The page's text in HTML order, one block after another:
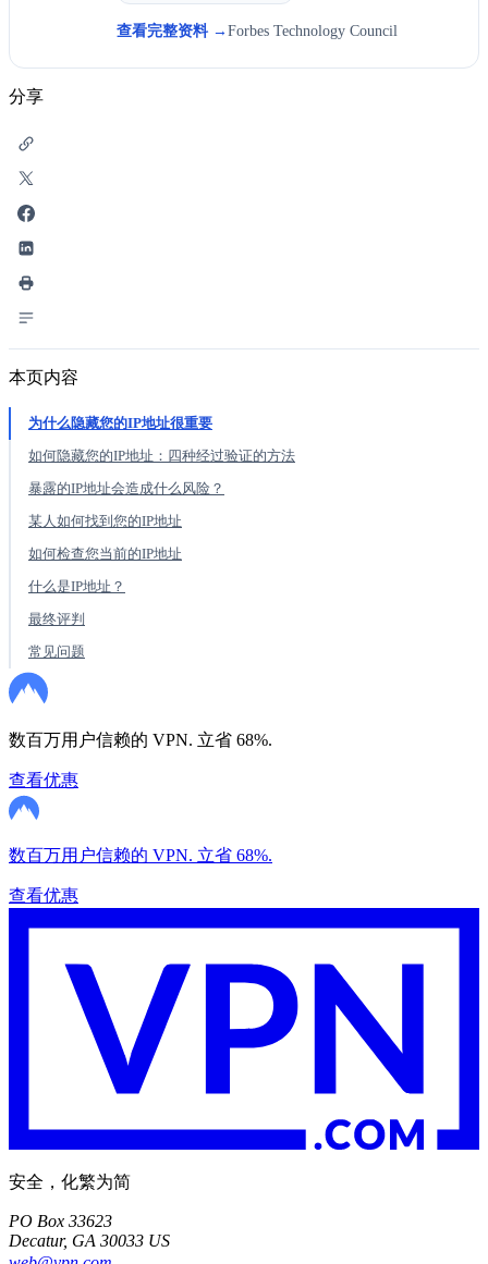
查看完整资料 → Forbes Technology Council
分享
本页内容
为什么隐藏您的IP地址很重要
如何隐藏您的IP地址：四种经过验证的方法
暴露的IP地址会造成什么风险？
某人如何找到您的IP地址
如何检查您当前的IP地址
什么是IP地址？
最终评判
常见问题
数百万用户信赖的 VPN. 立省 68%.
查看优惠
数百万用户信赖的 VPN. 立省 68%.
查看优惠
安全，化繁为简
PO Box 33623
Decatur, GA 30033 US